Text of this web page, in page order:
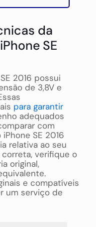
da
SE
2016 possui
de 3,8V e
para garantir
adequados
com
SE 2016
relativa ao seu
verifique o
original,
e compatíveis
um serviço de